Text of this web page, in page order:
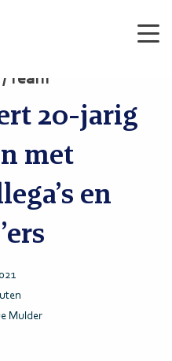
Team
20-jarig
met
en
Mulder